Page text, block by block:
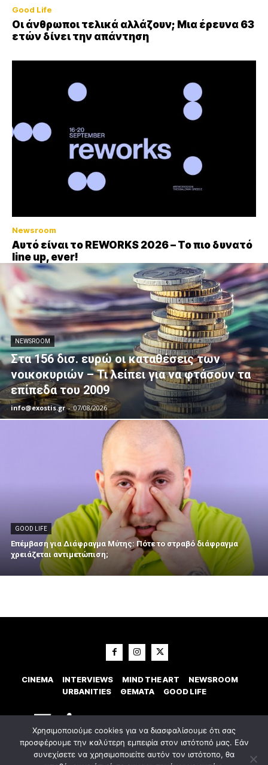
Good Life
Οι άνθρωποι τελικά αλλάζουν; Μια έρευνα 63
ετών δίνει την απάντηση
Newsroom
Αυτό είναι το REWORKS 2026 – Το πιο δυνατό
line up, ever!
NEWSROOM
Στα 156 δισ. ευρώ οι καταθέσεις των
νοικοκυριών – Τι λείπει για να φτάσουν τα
επίπεδα του 2009
info@exostis.gr - 07/08/2026
GOOD LIFE
Επέμβαση για Διάφραγμα Μύτης: Πότε το στραβό διάφραγμα
χρειάζεται αντιμετώπιση;
CINEMA INTERVIEWS MIND THE ART
NEWSROOM
URBANITIES
ΘΕΜΑΤΑ GOOD LIFE
Χρησιμοποιούμε cookies για να διασφαλίσουμε ότι σας
προσφέρουμε την καλύτερη εμπειρία στον ιστότοπό μας. Εάν
συνεχίσετε να χρησιμοποιείτε αυτόν τον ιστότοπο, θα